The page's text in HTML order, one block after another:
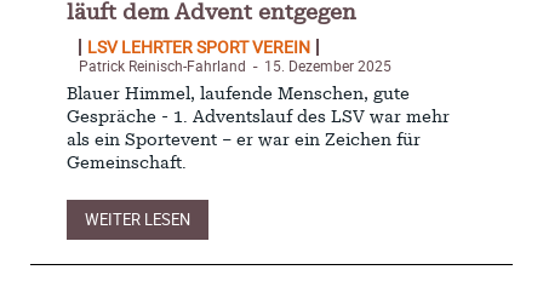
läuft dem Advent entgegen
LSV LEHRTER SPORT VEREIN
Patrick Reinisch-Fahrland - 15. Dezember 2025
Blauer Himmel, laufende Menschen, gute
Gespräche - 1. Adventslauf des LSV war mehr
als ein Sportevent – er war ein Zeichen für
Gemeinschaft.
WEITER LESEN